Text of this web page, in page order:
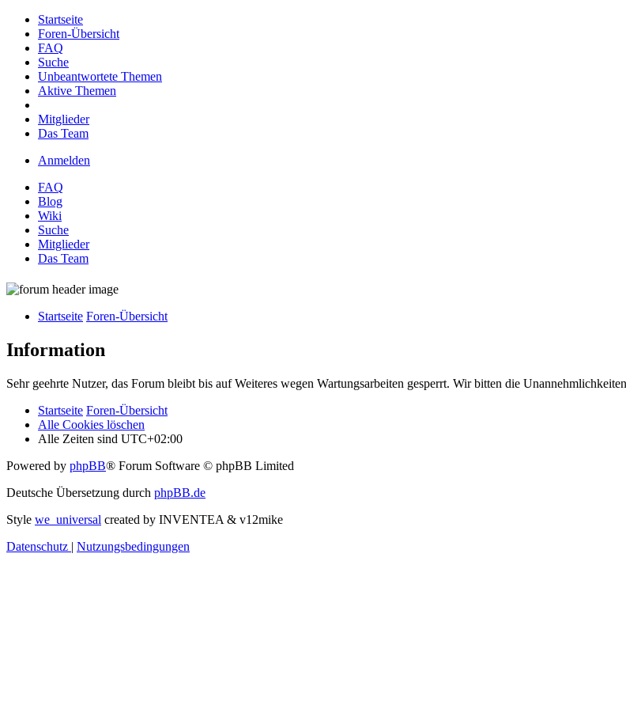
Startseite
Foren-Übersicht
FAQ
Suche
Unbeantwortete Themen
Aktive Themen
Mitglieder
Das Team
Anmelden
FAQ
Blog
Wiki
Suche
Mitglieder
Das Team
Startseite Foren-Übersicht
Information
Sehr geehrte Nutzer, das Forum bleibt bis auf Weiteres wegen Wartungsarbeiten gesperrt. Wir bitten die
Startseite Foren-Übersicht
Alle Cookies löschen
Alle Zeiten sind UTC+02:00
Powered by phpBB® Forum Software © phpBB Limited
Deutsche Übersetzung durch phpBB.de
Style we_universal created by INVENTEA & v12mike
Datenschutz | Nutzungsbedingungen